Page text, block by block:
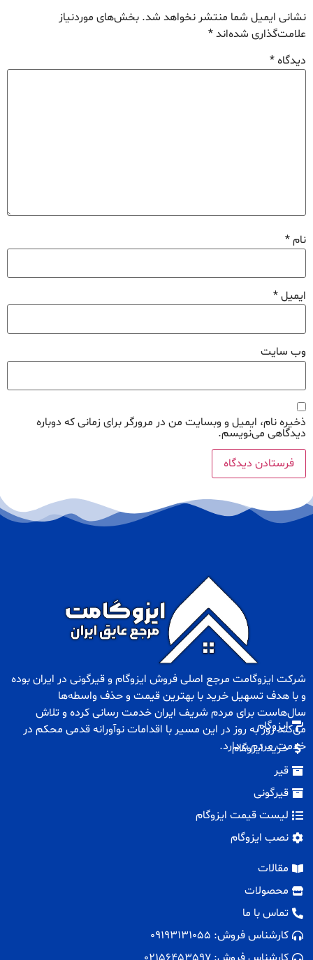
نشانی ایمیل شما منتشر نخواهد شد. بخش‌های موردنیاز
علامت‌گذاری شده‌اند*
دیدگاه*
نام*
ایمیل*
وب‌ سایت
ذخیره نام، ایمیل و وبسایت من در مرورگر برای زمانی که دوباره
دیدگاهی می‌نویسم.
شرکت ایزوگامت مرجع اصلی فروش ایزوگام وقیرگونی در ایران بوده
و با هدف تسهیل خرید با بهترین قیمت و حذف واسطه‌ها
سال‌هاست برای مردم شریف ایران خدمت رسانی کرده و تلاش
می‌کند روز به روز در این مسیر با اقدامات نوآورانه قدمی محکم در
خدمت مردم بردارد.
ایزوگام
خرید ایزوگام
قیر
قیرگونی
لیست قیمت ایزوگام
نصب ایزوگام
مقالات
محصولات
تماس با ما
کارشناس فروش: 09193131055